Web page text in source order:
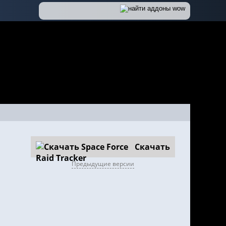
Скачать
Предыдущие версии